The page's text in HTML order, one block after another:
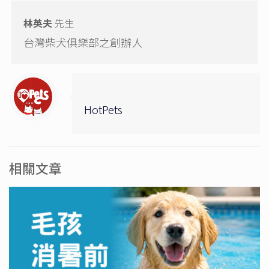
林英夫 先生
台灣柴犬俱樂部之創辦人
HotPets
相關文章